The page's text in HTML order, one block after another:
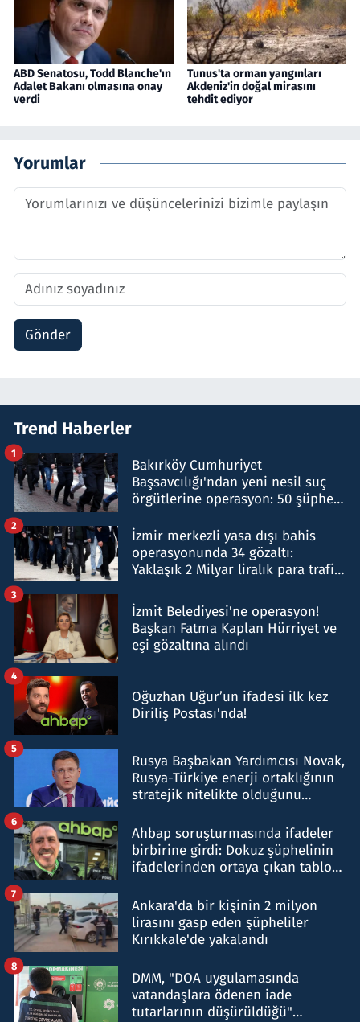
ABD Senatosu, Todd Blanche'ın
Adalet Bakanı olmasına onay
verdi
Tunus'ta orman yangınları
Akdeniz'in doğal mirasını
tehdit ediyor
Yorumlar
Gönder
Trend Haberler
Bakırköy Cumhuriyet
Başsavcılığı'ndan yeni nesil suç
örgütlerine operasyon: 50 şüpheli
1
İzmir merkezli yasa dışı bahis
operasyonunda 34 gözaltı:
Yaklaşık 2 Milyar liralık para trafiği
2
İzmit Belediyesi'ne operasyon!
Başkan Fatma Kaplan Hürriyet ve
eşi gözaltına alındı
3
Oğuzhan Uğur’un ifadesi ilk kez
Diriliş Postası'nda!
4
Rusya Başbakan Yardımcısı Novak,
Rusya-Türkiye enerji ortaklığının
stratejik nitelikte olduğunu
5
Ahbap soruşturmasında ifadeler
birbirine girdi: Dokuz şüphelinin
ifadelerinden ortaya çıkan tablo
6
Ankara'da bir kişinin 2 milyon
lirasını gasp eden şüpheliler
Kırıkkale'de yakalandı
7
DMM, "DOA uygulamasında
vatandaşlara ödenen iade
tutarlarının düşürüldüğü"
8